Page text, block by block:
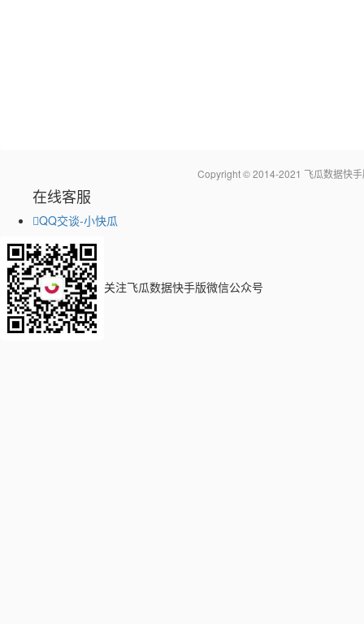
Copyright © 2014-2021 飞瓜数据快
在线客服
QQ交谈-小快瓜
关注飞瓜数据快手版微信公众号